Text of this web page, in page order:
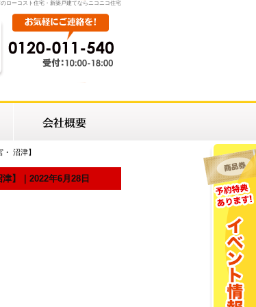
ローコスト住宅・新築戸建てならニコニコ住宅
沼津】
】｜2022年6月28日